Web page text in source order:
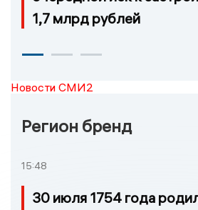
1,7 млрд рублей
Новости СМИ2
Регион бренд
15:48
30 июля 1754 года